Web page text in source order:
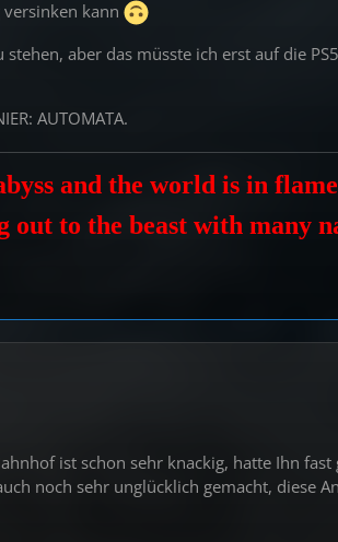
kann
stehen, aber das müsste ich erst auf die
AUTOMATA.
and the world is in
out to the beast with many
ist schon sehr knackig, hatte Ihn fast
noch sehr unglücklich gemacht, diese